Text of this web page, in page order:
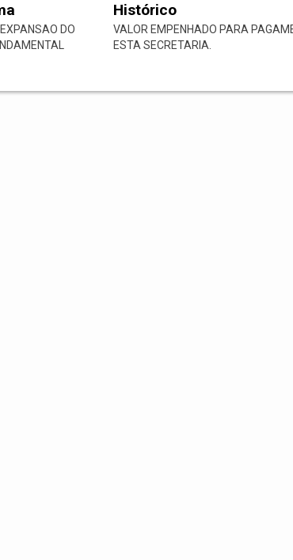
DO
Histórico
VALOR EMPENHADO PARA
ESTA SECRETARIA.